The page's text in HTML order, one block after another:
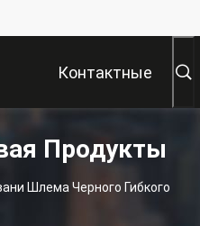
Контактные
Данные
Продукты
Шлема Черного Гибкого